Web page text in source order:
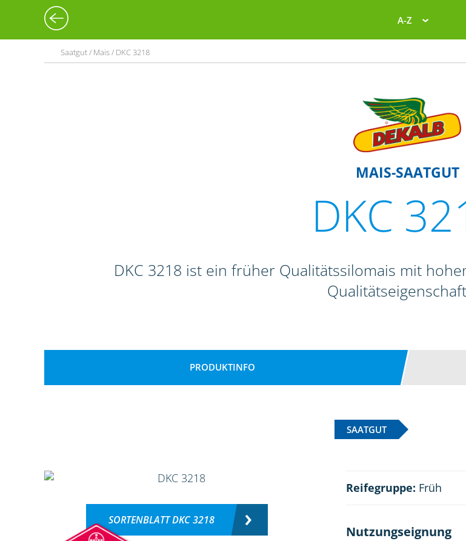
A-Z
Saatgut / Mais / DKC 3218
MAIS-SAATGUT
DKC
DKC 3218 ist ein früher Qualitätssilomais mit
PRODUKTINFO
SAATGUT
SORTENBLATT DKC 3218
Reifegruppe: Früh
Nutzungseignung